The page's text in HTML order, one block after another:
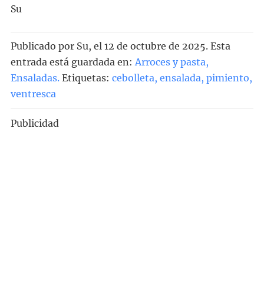
Su
Publicado por Su, el 12 de octubre de 2025. Esta
entrada está guardada en: Arroces y pasta,
Ensaladas. Etiquetas: cebolleta, ensalada, pimiento,
ventresca
Publicidad